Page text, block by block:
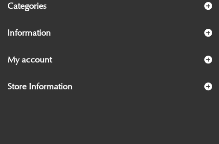
Categories
Information
My account
Store Information